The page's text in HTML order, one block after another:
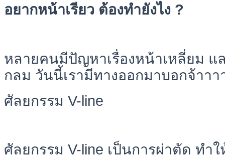
อยากหน้าเรียว ต้องทำยังไง ?
หลายคนมีปัญหาเรื่องหน้าเหลี่ยม แ
กลม วันนี้เรามีทางออกมาบอกจ้าาา
ศัลยกรรม V-line
ศัลยกรรม V-line เป็นการผ่าตัด ทำใ